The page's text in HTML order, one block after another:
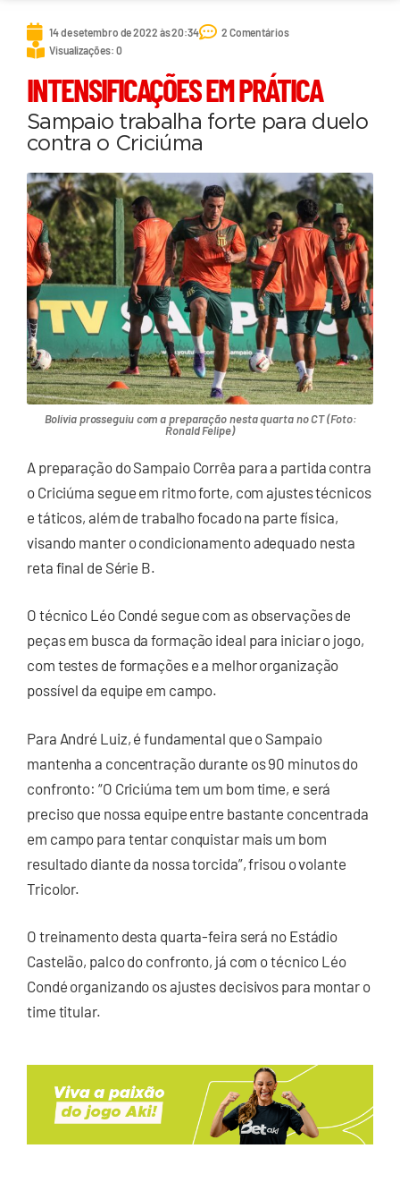
14 de setembro de 2022 às 20:34
2 Comentários
Visualizações: 0
INTENSIFICAÇÕES EM PRÁTICA
Sampaio trabalha forte para duelo
contra o Criciúma
Bolívia prosseguiu com a preparação nesta quarta no CT (Foto:
Ronald Felipe)
A preparação do Sampaio Corrêa para a partida contra
o Criciúma segue em ritmo forte, com ajustes técnicos
e táticos, além de trabalho focado na parte física,
visando manter o condicionamento adequado nesta
reta final de Série B.
O técnico Léo Condé segue com as observações de
peças em busca da formação ideal para iniciar o jogo,
com testes de formações e a melhor organização
possível da equipe em campo.
Para André Luiz, é fundamental que o Sampaio
mantenha a concentração durante os 90 minutos do
confronto: “O Criciúma tem um bom time, e será
preciso que nossa equipe entre bastante concentrada
em campo para tentar conquistar mais um bom
resultado diante da nossa torcida”, frisou o volante
Tricolor.
O treinamento desta quarta-feira será no Estádio
Castelão, palco do confronto, já com o técnico Léo
Condé organizando os ajustes decisivos para montar o
time titular.